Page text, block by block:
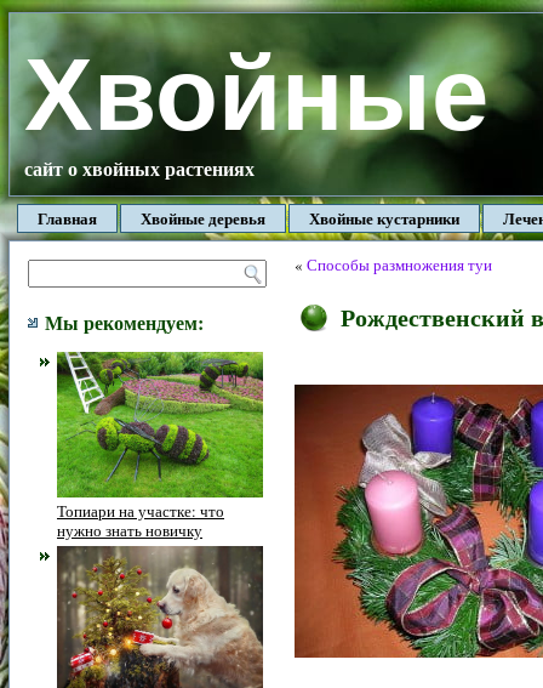
Хвойные
сайт о хвойных растениях
Главная Хвойные деревья Хвойные кустарники
Мы рекомендуем:
Топиари на участке: что
нужно знать новичку
« Способы размножения туи
Рождественский